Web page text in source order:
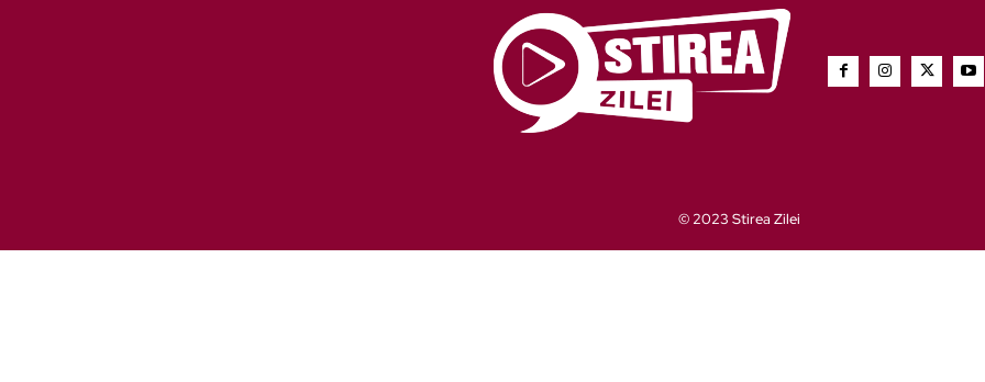
© 2023 Stirea Zilei